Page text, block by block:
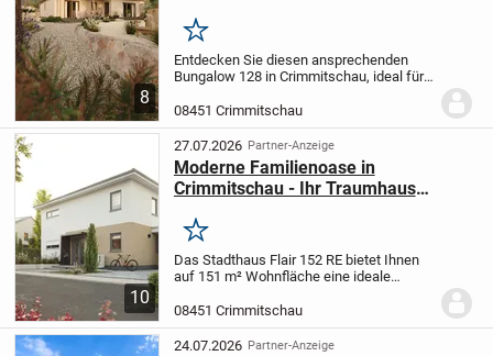
8
Merken
Entdecken Sie diesen ansprechenden
Bungalow 128 in Crimmitschau, ideal für
modernen räumlichen Konzepten und
einem großzügigen Garten erleben Sie
hier höchsten...
08451 Crimmitschau
10
27.07.2026 Partner-Anzeige
Moderne Familienoase in
Crimmitschau - Ihr Traumhaus
Merken
Das Stadthaus Flair 152 RE bietet Ihnen
auf 151 m² Wohnfläche eine ideale
Funktionalität. Die lichtdurchfluteten
Räume und offene Küche schaffen einen
einladenden...
08451 Crimmitschau
24.07.2026 Partner-Anzeige